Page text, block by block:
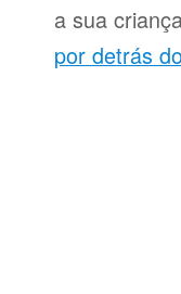
a sua
por detrás